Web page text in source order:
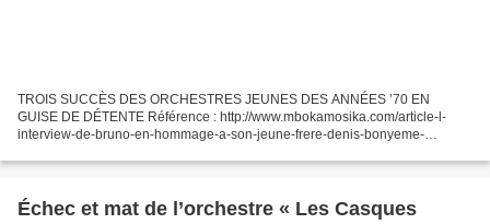
TROIS SUCCÈS DES ORCHESTRES JEUNES DES ANNÉES ’70 EN
GUISE DE DÉTENTE Référence : http://www.mbokamosika.com/article-l-
interview-de-bruno-en-hommage-a-son-jeune-frere-denis-bonyeme-
Chaque...
Échec et mat de l’orchestre « Les Casques